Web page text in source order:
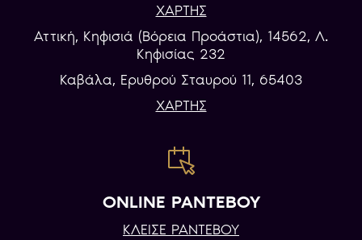
ΧΑΡΤΗΣ
Αττική, Κηφισιά (Βόρεια Προάστια), 14562, Λ.
Κηφισίας 232
Καβάλα, Eρυθρού Σταυρού 11, 65403
ΧΑΡΤΗΣ
ONLINE ΡΑΝΤΕΒΟΥ
ΚΛΕΙΣΕ ΡΑΝΤΕΒΟΥ